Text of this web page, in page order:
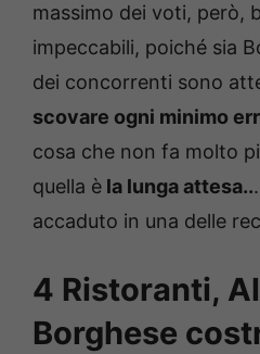
massimo dei voti, però,
impeccabili, poiché sia
dei concorrenti sono
scovare ogni minimo
cosa che non fa molto
quella è la lunga attesa..
accaduto in una delle
4 Ristoranti,
Borghese